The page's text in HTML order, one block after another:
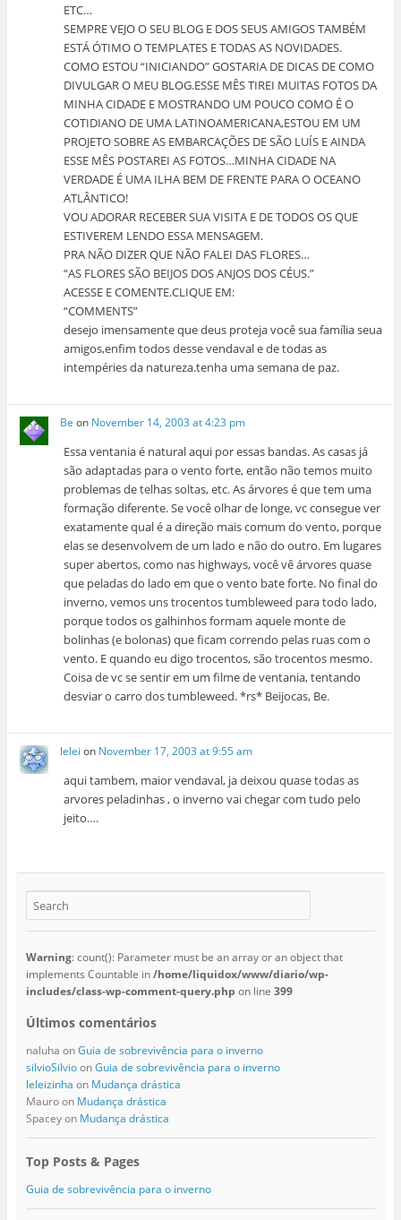
ETC…
SEMPRE VEJO O SEU BLOG E DOS SEUS AMIGOS TAMBÉM
ESTÁ ÓTIMO O TEMPLATES E TODAS AS NOVIDADES.
COMO ESTOU “INICIANDO” GOSTARIA DE DICAS DE COMO
DIVULGAR O MEU BLOG.ESSE MÊS TIREI MUITAS FOTOS DA
MINHA CIDADE E MOSTRANDO UM POUCO COMO É O
COTIDIANO DE UMA LATINOAMERICANA,ESTOU EM UM
PROJETO SOBRE AS EMBARCAÇÕES DE SÃO LUÍS E AINDA
ESSE MÊS POSTAREI AS FOTOS…MINHA CIDADE NA
VERDADE É UMA ILHA BEM DE FRENTE PARA O OCEANO
ATLÂNTICO!
VOU ADORAR RECEBER SUA VISITA E DE TODOS OS QUE
ESTIVEREM LENDO ESSA MENSAGEM.
PRA NÃO DIZER QUE NÃO FALEI DAS FLORES…
“AS FLORES SÃO BEIJOS DOS ANJOS DOS CÉUS.”
ACESSE E COMENTE.CLIQUE EM:
“COMMENTS”
desejo imensamente que deus proteja você sua família seua
amigos,enfim todos desse vendaval e de todas as
intempéries da natureza.tenha uma semana de paz.
Be on November 14, 2003 at 4:23 pm
Essa ventania é natural aqui por essas bandas. As casas já
são adaptadas para o vento forte, então não temos muito
problemas de telhas soltas, etc. As árvores é que tem uma
formação diferente. Se você olhar de longe, vc consegue ver
exatamente qual é a direção mais comum do vento, porque
elas se desenvolvem de um lado e não do outro. Em lugares
super abertos, como nas highways, você vê árvores quase
que peladas do lado em que o vento bate forte. No final do
inverno, vemos uns trocentos tumbleweed para todo lado,
porque todos os galhinhos formam aquele monte de
bolinhas (e bolonas) que ficam correndo pelas ruas com o
vento. E quando eu digo trocentos, são trocentos mesmo.
Coisa de vc se sentir em um filme de ventania, tentando
desviar o carro dos tumbleweed. *rs* Beijocas, Be.
lelei on November 17, 2003 at 9:55 am
aqui tambem, maior vendaval, ja deixou quase todas as
arvores peladinhas , o inverno vai chegar com tudo pelo
jeito….
Warning: count(): Parameter must be an array or an object that
implements Countable in/home/liquidox/www/diario/wp-
includes/class-wp-comment-query.php on line 399
Últimos comentários
naluha onGuia de sobrevivência para o inverno
silvioSilvioonGuia de sobrevivência para o inverno
leleizinha on Mudança drástica
Mauroon Mudança drástica
Spaceyon Mudança drástica
Top Posts & Pages
Guia de sobrevivência para o inverno